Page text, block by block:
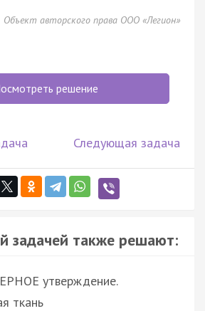
Объект авторского права ООО «Легион»
решение
Следующая задача
задачей также решают:
утверждение.
ткань